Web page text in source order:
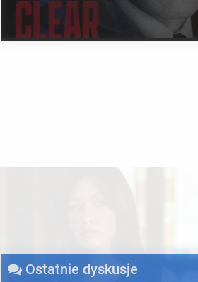
Ostatnie dyskusje
the secret to feeling your best